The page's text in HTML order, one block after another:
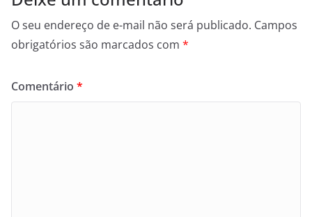
O seu endereço de e-mail não será publicado. Campos
obrigatórios são marcados com *
Comentário *